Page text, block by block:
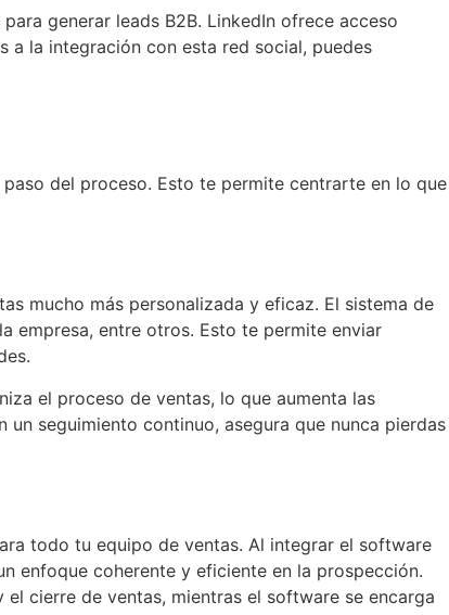
generar leads B2B. LinkedIn ofrece acceso
a la integración con esta red social, puedes
del proceso. Esto te permite centrarte en lo que
mucho más personalizada y eficaz. El sistema de
empresa, entre otros. Esto te permite enviar
el proceso de ventas, lo que aumenta las
seguimiento continuo, asegura que nunca pierdas
todo tu equipo de ventas. Al integrar el software
enfoque coherente y eficiente en la prospección.
cierre de ventas, mientras el software se encarga